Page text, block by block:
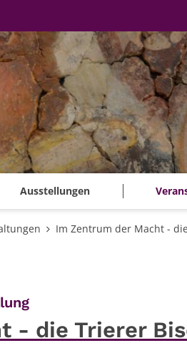
Ausstellungen
Im Zentrum der Macht -
:
- die Trierer